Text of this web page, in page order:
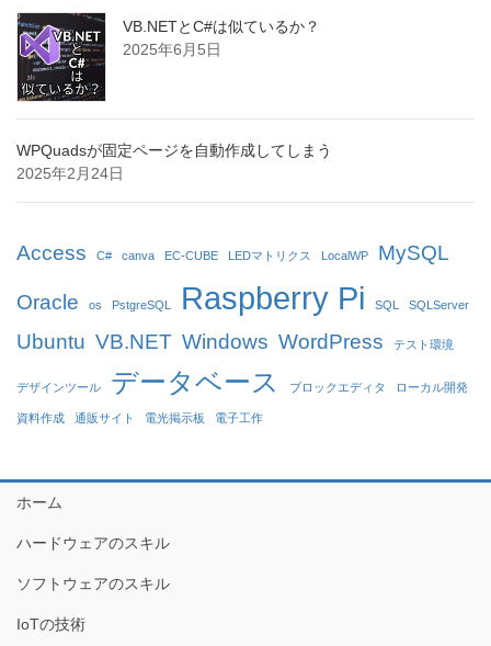
VB.NETとC#は似ているか？
2025年6月5日
WPQuadsが固定ページを自動作成してしまう
2025年2月24日
Access C# canva EC-CUBE LEDマトリクス LocalWP MySQL
Oracle os PstgreSQL Raspberry Pi SQL SQLServer
Ubuntu VB.NET Windows WordPress テスト環境
デザインツール データベース ブロックエディタ ローカル開発
資料作成 通販サイト 電光掲示板 電子工作
ホーム
ハードウェアのスキル
ソフトウェアのスキル
IoTの技術